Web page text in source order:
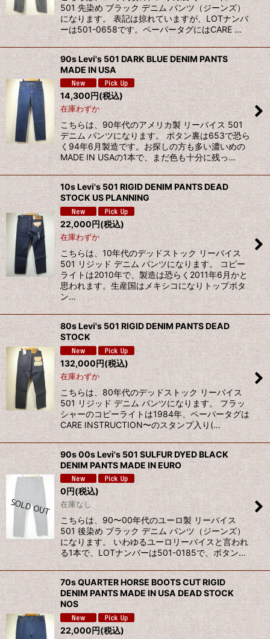
501 先染め ブラック デニム パンツ（ジーンズ）
になります。 表記は掠れていますが、LOTナンバ
ーは501-0658です。ペーパータグにはCARE …
90s Levi's 501 DARK BLUE DENIM PANTS
MADE IN USA
14,300円(税込)
在庫わずか
こちらは、90年代のアメリカ製 リーバイス 501
デニム パンツになります。 ボタン裏は653で恐ら
く94年6月製造です。お探しの方も多い濃いめの
MADE IN USAの1本で、まだ色も十分に残っ…
10s Levi's 501 RIGID DENIM PANTS DEAD
STOCK US PLANNING
22,000円(税込)
在庫わずか
こちらは、10年代のデッドストック リーバイス
501 リジッド デニム パンツになります。 コピー
ライトは2010年で、製造は恐らく2011年6月かと
思われます。生産国はメキシコになりトップボタ
ン…
80s Levi's 501 RIGID DENIM PANTS DEAD
STOCK
132,000円(税込)
在庫わずか
こちらは、80年代のデッドストック リーバイス
501 リジッド デニム パンツになります。 フラッ
シャーのコピーライトは1984年、ペーパータグは
CARE INSTRUCTION〜のスタンプ入り(…
90s 00s Levi's 501 SULFUR DYED BLACK
DENIM PANTS MADE IN EURO
0円(税込)
在庫なし
こちらは、90〜00年代のユーロ製 リーバイス
501 後染め ブラック デニム パンツ（ジーンズ）
になります。 いわゆるユーロリーバイスと言われ
る1本で、LOTナンバーは501-0185で、ボタン…
70s QUARTER HORSE BOOTS CUT RIGID
DENIM PANTS MADE IN USA DEAD STOCK
NOS
22,000円(税込)